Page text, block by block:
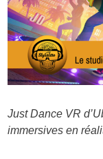
Just Dance VR
immersives en